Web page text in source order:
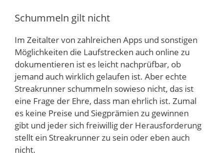
Schummeln gilt nicht
Im Zeitalter von zahlreichen Apps und sonstigen
Möglichkeiten die Laufstrecken auch online zu
dokumentieren ist es leicht nachprüfbar, ob
jemand auch wirklich gelaufen ist. Aber echte
Streakrunner schummeln sowieso nicht, das ist
eine Frage der Ehre, dass man ehrlich ist. Zumal
es keine Preise und Siegprämien zu gewinnen
gibt und jeder sich freiwillig der Herausforderung
stellt ein Streakrunner zu sein oder eben auch
nicht.